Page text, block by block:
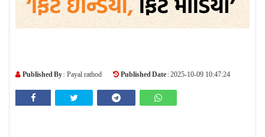
Published By : Payal rathod Published Date : 2025-10-09 10:47:24